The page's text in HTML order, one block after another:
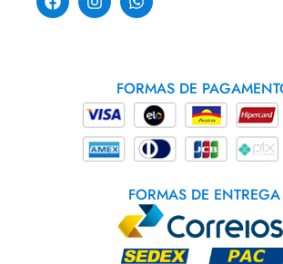
FORMAS DE
FORMAS DE ENTREGA